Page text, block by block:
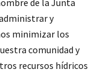
de la Junta
y
minimizar los
comunidad y
recursos hídricos